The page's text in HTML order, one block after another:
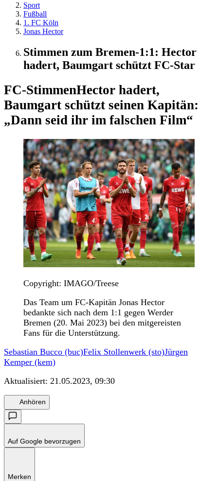
Sport
Fußball
1. FC Köln
Jonas Hector
Stimmen zum Bremen-1:1: Hector
hadert, Baumgart schützt FC-Star
FC-StimmenHector hadert,
Baumgart schützt seinen Kapitän:
„Dann seid ihr im falschen Film“
Copyright: IMAGO/Treese
Das Team um FC-Kapitän Jonas Hector
bedankte sich nach dem 1:1 gegen Werder
Bremen (20. Mai 2023) bei den mitgereisten
Fans für die Unterstützung.
Sebastian Bucco (buc)Felix Stollenwerk (sto)Jürgen
Kemper (kem)
Aktualisiert: 21.05.2023, 09:30
Anhören
Auf Google bevorzugen
Merken